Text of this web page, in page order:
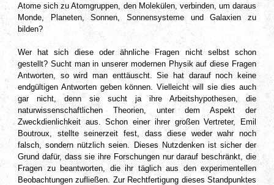
Atome sich zu Atomgruppen, den Molekülen, verbinden, um daraus
Monde, Planeten, Sonnen, Sonnensysteme und Galaxien zu
bilden?
Wer hat sich diese oder ähnliche Fragen nicht selbst schon
gestellt? Sucht man in unserer modernen Physik auf diese Fragen
Antworten, so wird man enttäuscht. Sie hat darauf noch keine
endgültigen Antworten geben können. Vielleicht will sie dies auch
gar nicht, denn sie sucht ja ihre Arbeitshypothesen, die
naturwissenschaftlichen Theorien, unter dem Aspekt der
Zweckdienlichkeit aus. Schon einer ihrer großen Vertreter, Emil
Boutroux, stellte seinerzeit fest, dass diese weder wahr noch
falsch, sondern nützlich seien. Dieses Nutzdenken ist sicher der
Grund dafür, dass sie ihre Forschungen nur darauf beschränkt, die
Fragen zu beantworten, die ihr täglich aus den experimentellen
Beobachtungen zufließen. Zur Rechtfertigung dieses Standpunktes